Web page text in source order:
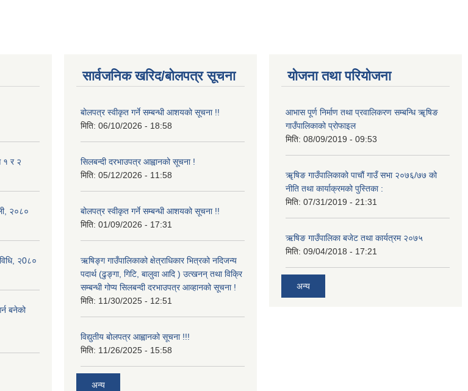
१ र २
२०८०
२0८०
बनेको
सार्वजनिक खरिद/बोलपत्र सूचना
बोलपत्र स्वीकृत गर्ने सम्बन्धी आशयको सूचना !!
मिति: 06/10/2026 - 18:58
सिलबन्दी दरभाउपत्र आह्वानको सूचना !
मिति: 05/12/2026 - 11:58
बोलपत्र स्वीकृत गर्ने सम्बन्धी आशयको सूचना !!
मिति: 01/09/2026 - 17:31
ऋषिङ्ग गाउँपालिकाको क्षेत्राधिकार भित्रको नदिजन्य
पदार्थ (ढुङ्गा, गिटि, बालुवा आदि ) उत्खनन् तथा विक्रि
सम्बन्धी गोप्य सिलबन्दी दरभाउपत्र आव्हानको सूचना !
मिति: 11/30/2025 - 12:51
विद्युतीय बोलपत्र आह्वानको सूचना !!!
मिति: 11/26/2025 - 15:58
अन्य
योजना तथा परियोजना
आभास पूर्ण निर्माण तथा प्रवालिकरण सम्बन्धि ॠषिङ
गाउँपालिकाको प्रोफाइल
मिति: 08/09/2019 - 09:53
ॠषिङ गाउँपालिकाको पाचौं गाउँ सभा २०७६/७७ को
नीति तथा कार्याक्रमको पुस्तिका :
मिति: 07/31/2019 - 21:31
ऋषिङ गाउँपालिका बजेट तथा कार्यत्रम २०७५
मिति: 09/04/2018 - 17:21
अन्य